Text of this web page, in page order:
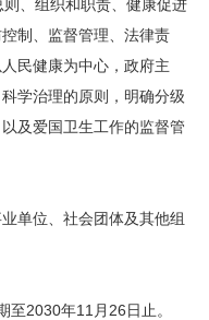
、组织和职责、健康促进
制、监督管理、法律责
民健康为中心，政府主
学治理的原则，明确分级
及爱国卫生工作的监督管
单位、社会团体及其他组
2030年11月26日止。